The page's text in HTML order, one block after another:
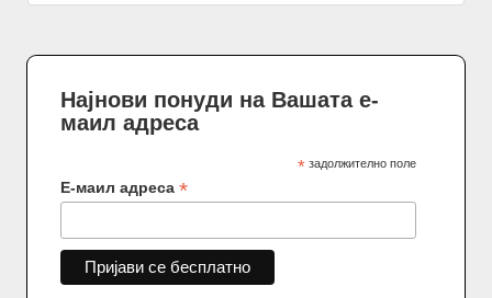
Најнови понуди на Вашата е-
маил адреса
* задолжително поле
Е-маил адреса *